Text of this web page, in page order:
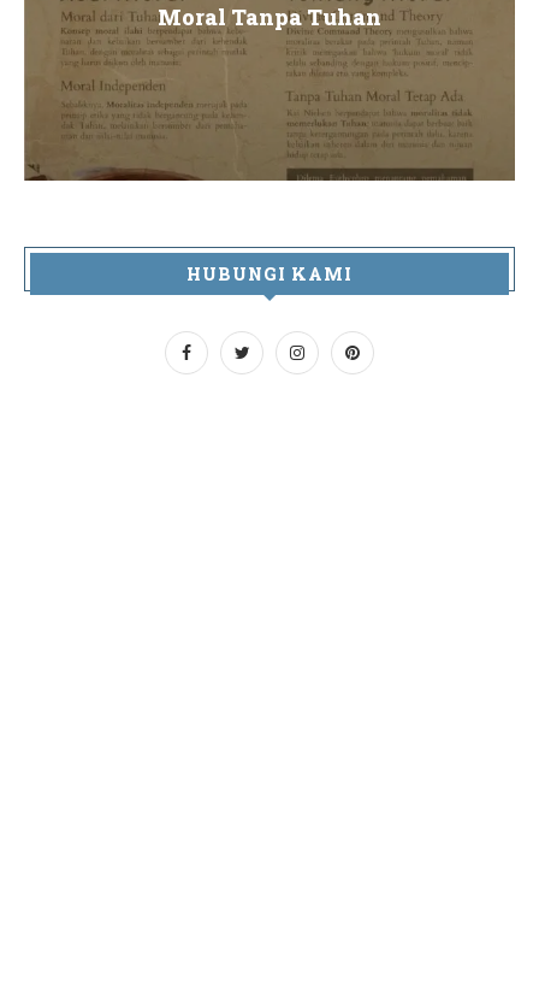
Moral Tanpa Tuhan
HUBUNGI KAMI